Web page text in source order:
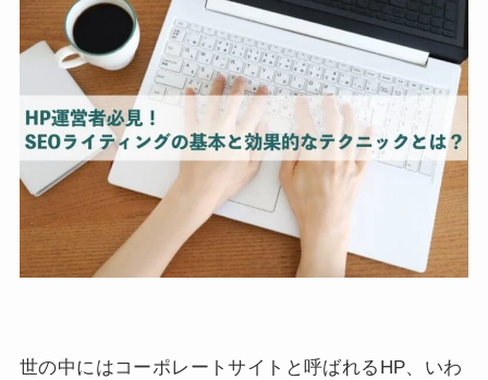
世の中にはコーポレートサイトと呼ばれるHP、いわ